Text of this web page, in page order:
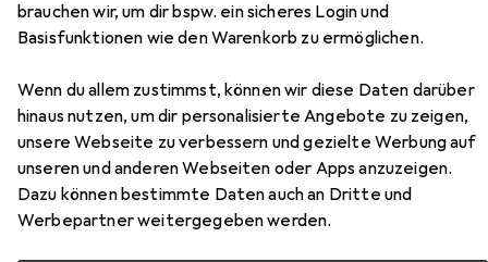
brauchen wir, um dir bspw. ein sicheres Login und
Basisfunktionen wie den Warenkorb zu ermöglichen.
Wenn du allem zustimmst, können wir diese Daten darüber
hinaus nutzen, um dir personalisierte Angebote zu zeigen,
unsere Webseite zu verbessern und gezielte Werbung auf
unseren und anderen Webseiten oder Apps anzuzeigen.
Dazu können bestimmte Daten auch an Dritte und
Werbepartner weitergegeben werden.
EUR
30,90